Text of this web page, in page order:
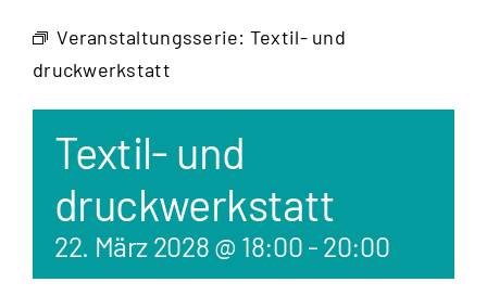
Veranstaltungsserie: Textil- und
druckwerkstatt
Textil- und
druckwerkstatt
22. März 2028 @ 18:00 - 20:00